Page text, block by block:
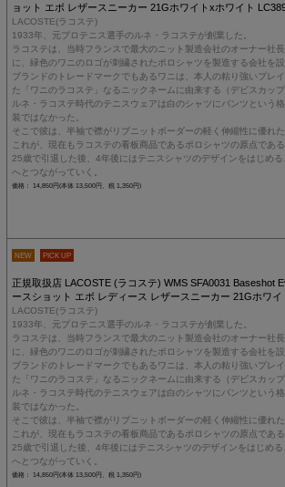
ョット エボ レザースニーカー 21Gホワイトxホワイト
LACOSTE(ラコステ)
1933年、元プロテニス選手のルネ・ラコステが創業した。
ラコステは、当時フランスで最大のニット製造会社のオーナー社
に、緑色のワニのロゴが刺繍されたポロシャツを製造する会社を設
ブランドのトレードマークでもあるワニは、本人の粘り強いプレ
た「ワニのラコステ」なるニックネームに由来する（デビスカッ
ルネ・ラコステ時代のテニスウェアは白のシャツにパンツという
装ではなかった。
そこで彼は、半袖で襟がリブニットボーダーの軽く伸縮性に優れ
これが、現在もラコステの看板商品であるポロシャツの原点である
25歳で引退した後、4年後にはテニスシャツのデザインをはじめ
へとつながっていく。
価格： 14,850円(本体 13,500円、税 1,350円)
NEW PICK UP
正規取扱店 LACOSTE (ラコステ) WMS SFA0031 Baseshot
ースショット エボ レディース レザースニーカー 21Gホワ
LACOSTE(ラコステ)
1933年、元プロテニス選手のルネ・ラコステが創業した。
ラコステは、当時フランスで最大のニット製造会社のオーナー社
に、緑色のワニのロゴが刺繍されたポロシャツを製造する会社を設
ブランドのトレードマークでもあるワニは、本人の粘り強いプレ
た「ワニのラコステ」なるニックネームに由来する（デビスカッ
ルネ・ラコステ時代のテニスウェアは白のシャツにパンツという
装ではなかった。
そこで彼は、半袖で襟がリブニットボーダーの軽く伸縮性に優れ
これが、現在もラコステの看板商品であるポロシャツの原点である
25歳で引退した後、4年後にはテニスシャツのデザインをはじめ
へとつながっていく。
価格： 14,850円(本体 13,500円、税 1,350円)